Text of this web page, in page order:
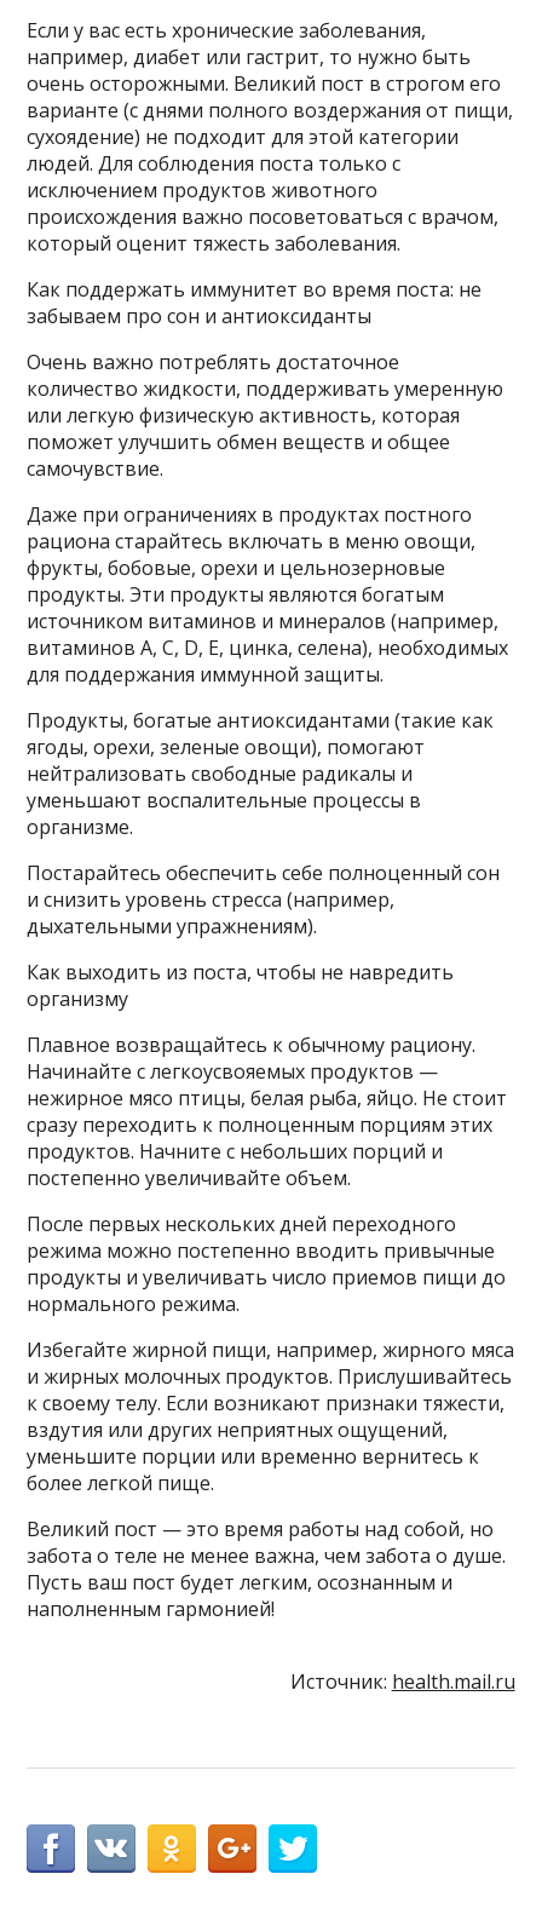
Если у вас есть хронические заболевания,
например, диабет или гастрит, то нужно быть
очень осторожными. Великий пост в строгом его
варианте (с днями полного воздержания от пищи,
сухоядение) не подходит для этой категории
людей. Для соблюдения поста только с
исключением продуктов животного
происхождения важно посоветоваться с врачом,
который оценит тяжесть заболевания.
Как поддержать иммунитет во время поста: не
забываем про сон и антиоксиданты
Очень важно потреблять достаточное
количество жидкости, поддерживать умеренную
или легкую физическую активность, которая
поможет улучшить обмен веществ и общее
самочувствие.
Даже при ограничениях в продуктах постного
рациона старайтесь включать в меню овощи,
фрукты, бобовые, орехи и цельнозерновые
продукты. Эти продукты являются богатым
источником витаминов и минералов (например,
витаминов A, C, D, E, цинка, селена), необходимых
для поддержания иммунной защиты.
Продукты, богатые антиоксидантами (такие как
ягоды, орехи, зеленые овощи), помогают
нейтрализовать свободные радикалы и
уменьшают воспалительные процессы в
организме.
Постарайтесь обеспечить себе полноценный сон
и снизить уровень стресса (например,
дыхательными упражнениям).
Как выходить из поста, чтобы не навредить
организму
Плавное возвращайтесь к обычному рациону.
Начинайте с легкоусвояемых продуктов —
нежирное мясо птицы, белая рыба, яйцо. Не стоит
сразу переходить к полноценным порциям этих
продуктов. Начните с небольших порций и
постепенно увеличивайте объем.
После первых нескольких дней переходного
режима можно постепенно вводить привычные
продукты и увеличивать число приемов пищи до
нормального режима.
Избегайте жирной пищи, например, жирного мяса
и жирных молочных продуктов. Прислушивайтесь
к своему телу. Если возникают признаки тяжести,
вздутия или других неприятных ощущений,
уменьшите порции или временно вернитесь к
более легкой пище.
Великий пост — это время работы над собой, но
забота о теле не менее важна, чем забота о душе.
Пусть ваш пост будет легким, осознанным и
наполненным гармонией!
Источник: health.mail.ru